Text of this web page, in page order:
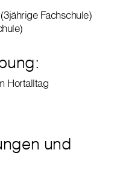
Fachschule)
Hortalltag
und